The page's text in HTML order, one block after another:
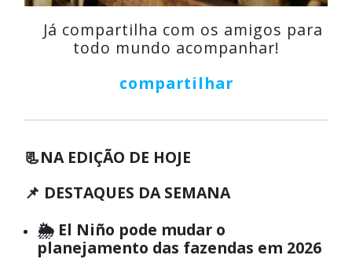
Já compartilha com os amigos para
todo mundo acompanhar!
compartilhar
📃NA EDIÇÃO DE HOJE
📌 DESTAQUES DA SEMANA
🌦️ El Niño pode mudar o
planejamento das fazendas em 2026